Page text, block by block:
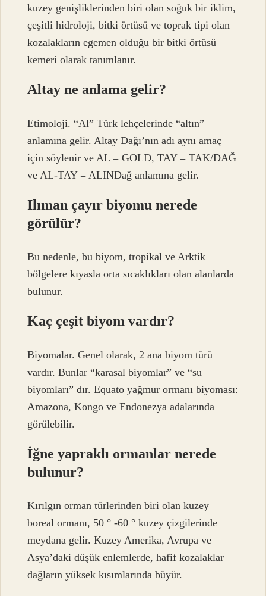
kuzey genişliklerinden biri olan soğuk bir iklim,
çeşitli hidroloji, bitki örtüsü ve toprak tipi olan
kozalakların egemen olduğu bir bitki örtüsü
kemeri olarak tanımlanır.
Altay ne anlama gelir?
Etimoloji. “Al” Türk lehçelerinde “altın”
anlamına gelir. Altay Dağı’nın adı aynı amaç
için söylenir ve AL = GOLD, TAY = TAK/DAĞ
ve AL-TAY = ALINDağ anlamına gelir.
Ilıman çayır biyomu nerede
görülür?
Bu nedenle, bu biyom, tropikal ve Arktik
bölgelere kıyasla orta sıcaklıkları olan alanlarda
bulunur.
Kaç çeşit biyom vardır?
Biyomalar. Genel olarak, 2 ana biyom türü
vardır. Bunlar “karasal biyomlar” ve “su
biyomları” dır. Equato yağmur ormanı biyoması:
Amazona, Kongo ve Endonezya adalarında
görülebilir.
İğne yapraklı ormanlar nerede
bulunur?
Kırılgın orman türlerinden biri olan kuzey
boreal ormanı, 50 ° -60 ° kuzey çizgilerinde
meydana gelir. Kuzey Amerika, Avrupa ve
Asya’daki düşük enlemlerde, hafif kozalaklar
dağların yüksek kısımlarında büyür.